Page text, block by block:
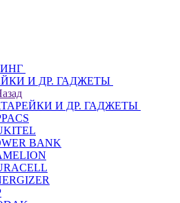
И ДР. ГАДЖЕТЫ
И ДР. ГАДЖЕТЫ
BANK